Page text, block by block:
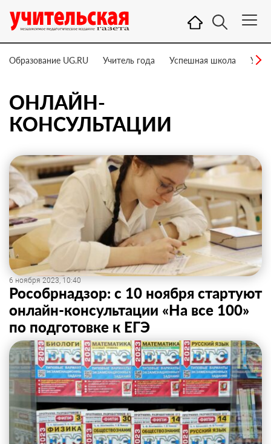
Образование UG.RU Учитель года Успешная школа
ОНЛАЙН-
КОНСУЛЬТАЦИИ
6 ноября 2023, 10:40
Рособрнадзор: с 10 ноября стартуют
онлайн-консультации «На все 100»
по подготовке к ЕГЭ